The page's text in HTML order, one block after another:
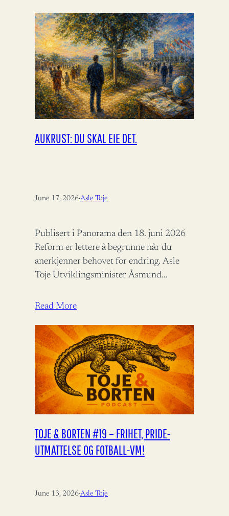
AUKRUST: DU SKAL EIE DET.
June 17, 2026·Asle Toje
Publisert i Panorama den 18. juni 2026
Reform er lettere å begrunne når du
anerkjenner behovet for endring. Asle
Toje Utviklingsminister Åsmund
bistandsdebatten.…
Read More
TOJE & BORTEN #19 – FRIHET, PRIDE-
UTMATTELSE OG FOTBALL-VM!
June 13, 2026·Asle Toje